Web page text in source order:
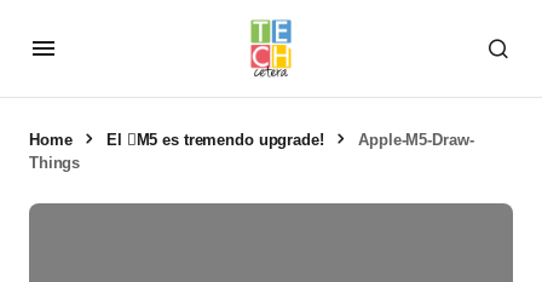
Home El M5 es tremendo upgrade!
Apple-M5-Draw-
Things